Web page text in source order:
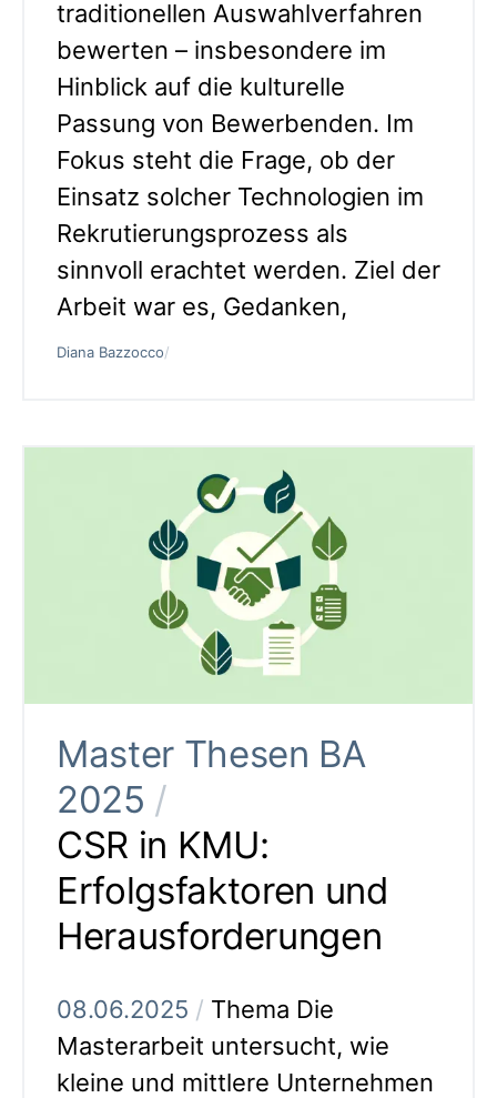
traditionellen Auswahlverfahren
bewerten – insbesondere im
Hinblick auf die kulturelle
Passung von Bewerbenden. Im
Fokus steht die Frage, ob der
Einsatz solcher Technologien im
Rekrutierungsprozess als
sinnvoll erachtet werden. Ziel der
Arbeit war es, Gedanken,
Diana Bazzocco/
Master Thesen BA
2025 /
CSR in KMU:
Erfolgsfaktoren und
Herausforderungen
08.06.2025 / Thema Die
Masterarbeit untersucht, wie
kleine und mittlere Unternehmen